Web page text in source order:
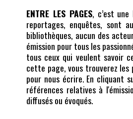
ENTRE LES PAGES, c’est une
reportages, enquêtes, sont
bibliothèques, aucun des
émission pour tous les
tous ceux qui veulent savoir
cette page, vous trouverez les
pour nous écrire. En cliquant
références relatives à
diffusés ou évoqués.